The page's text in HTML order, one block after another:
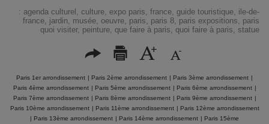
pour une
immersion
gourmande
des
Poissons
la Mode
les
Premiers
Dimanches
: agenda culturel culture expo paris france guide touristique ile-de-
france jardin musée oeuvre paris paris 8 paris expositions
paris
quoi visiter, peinture que faire à paris quoi faire à paris statue
Paris 1er arrondissement | Paris 2ème arrondissement | Paris 3ème arrondissement |
Paris 4ème arrondissement | Paris 5ème arrondissement | Paris 6ème arrondissement |
Paris 7ème arrondissement | Paris 8ème arrondissement | Paris 9ème arrondissement |
Paris 10ème arrondissement | Paris 11ème arrondissement | Paris 12ème arrondissement
| Paris 13ème arrondissement | Paris 14ème arrondissement | Paris 15ème